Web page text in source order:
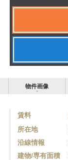
物件画像
賃料
所在地
沿線情報
建物/専有面積